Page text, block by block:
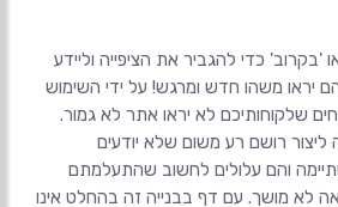
כדי להגביר את הציפייה וליידע
יראו משהו חדש ומרגש! על ידי השימוש
שלקוחותיכם לא יראו אתר לא גמור.
ליצור רושם רע משום שלא יודעים
והם עלולים לחשוב שהתעלמתם
לא מושך. עם דף בבנייה זה בהחלט אינו